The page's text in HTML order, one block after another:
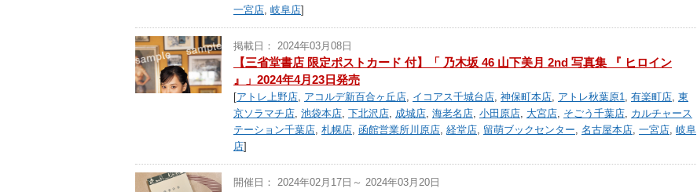
一宮店, 岐阜店]
掲載日： 2024年03月08日
【三省堂書店 限定ポストカード 付】「 乃木坂 46 山下美月 2nd 写真集 『 ヒロイン
』」2024年4月23日発売
[アトレ上野店, アコルデ新百合ヶ丘店, イコアス千城台店, 神保町本店, アトレ秋葉原1, 有楽町店, 東
京ソラマチ店, 池袋本店, 下北沢店, 成城店, 海老名店, 小田原店, 大宮店, そごう千葉店, カルチャース
テーション千葉店, 札幌店, 函館営業所川原店, 経堂店, 留萌ブックセンター, 名古屋本店, 一宮店, 岐阜
店]
開催日： 2024年02月17日～ 2024年03月20日